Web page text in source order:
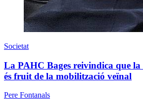
Societat
La PAHC Bages reivindica que
és fruit de la mobilització veïnal
Pere Fontanals